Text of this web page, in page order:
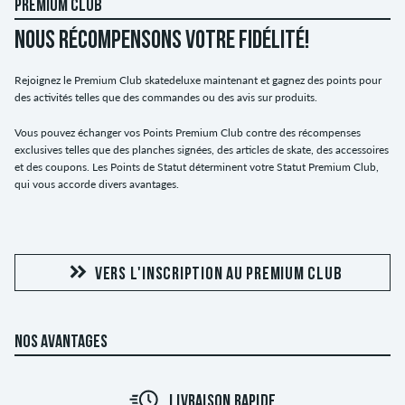
PREMIUM CLUB
NOUS RÉCOMPENSONS VOTRE FIDÉLITÉ!
Rejoignez le Premium Club skatedeluxe maintenant et gagnez des points pour
des activités telles que des commandes ou des avis sur produits.
Vous pouvez échanger vos Points Premium Club contre des récompenses
exclusives telles que des planches signées, des articles de skate, des accessoires
et des coupons. Les Points de Statut déterminent votre Statut Premium Club,
qui vous accorde divers avantages.
VERS L'INSCRIPTION AU PREMIUM CLUB
NOS AVANTAGES